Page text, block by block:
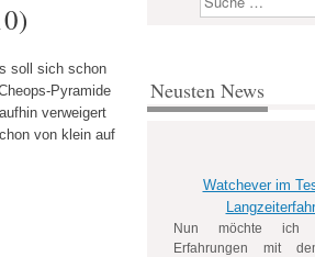
soll sich schon
Pyramide
verweigert
von klein auf
Neusten News
Watchever im
Nun möchte ich
Erfahrungen mit